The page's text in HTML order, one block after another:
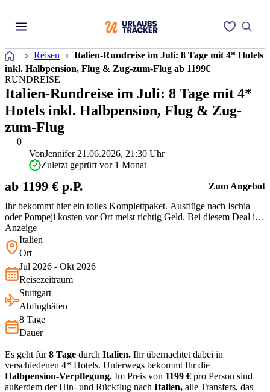
Startseite
Reisen
Italien-Rundreise im Juli: 8 Tage mit 4* Hotels
inkl. Halbpension, Flug & Zug-zum-Flug ab 1199€
0
RUNDREISE
Italien-Rundreise im Juli: 8 Tage mit 4*
Hotels inkl. Halbpension, Flug & Zug-
zum-Flug
Ihr bekommt hier ein tolles Komplettpaket. Ausflüge nach Ischia
oder Pompeji kosten vor Ort meist richtig Geld. Bei diesem Deal ist
neben den 4* Hotels und der Halbpension schon alles abgedeckt.
Der feste Standort bei Neapel erfordert zwar etwas Fahrzeit, dafür
spart Ihr Euch tägliches Kofferpacken. Preislich ist so ein vol…
VonJennifer 21.06.2026, 21:30 Uhr
Zuletzt geprüft vor 1 Monat
ab 1199 € p.P. Zum Angebot
Anzeige
Italien
Ort
Jul 2026 - Okt 2026
Reisezeitraum
Stuttgart
Abflughäfen
8 Tage
Dauer
Es geht für8 Tage durch Italien. Ihr übernachtet dabei in
verschiedenen 4* Hotels. Unterwegs bekommt Ihr die
Halbpension-Verpflegung. Im Preis von 1199 € pro Person sind
außerdem der Hin- und Rückflug nach Italien, alle Transfers, das